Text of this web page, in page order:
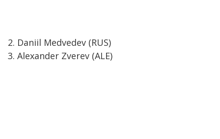
2. Daniil Medvedev (RUS)
3. Alexander Zverev (ALE)